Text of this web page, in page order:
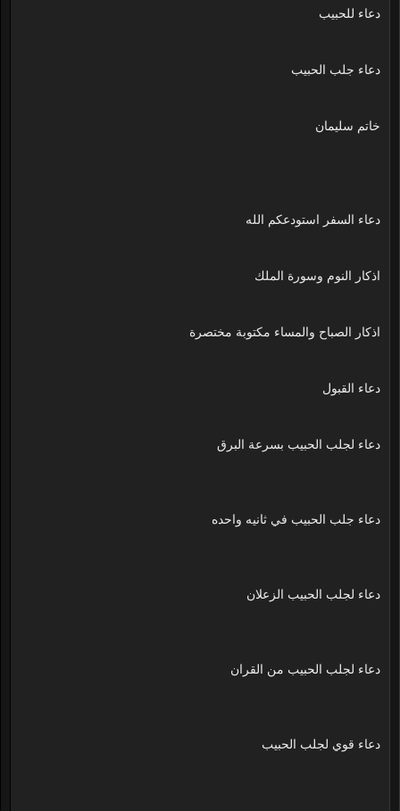
دعاء للحبيب
دعاء جلب الحبيب
خاتم سليمان
دعاء السفر استودعكم الله
اذكار النوم وسورة الملك
اذكار الصباح والمساء مكتوبة مختصرة
دعاء القبول
دعاء لجلب الحبيب بسرعة البرق
دعاء جلب الحبيب في ثانيه واحده
دعاء لجلب الحبيب الزعلان
دعاء لجلب الحبيب من القران
دعاء قوي لجلب الحبيب